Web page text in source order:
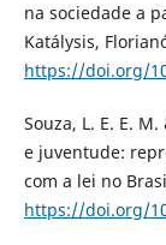
na sociedade a
Katálysis,
https://doi.org/
Souza, L. E. E.
e juventude:
com a lei no
https://doi.org/